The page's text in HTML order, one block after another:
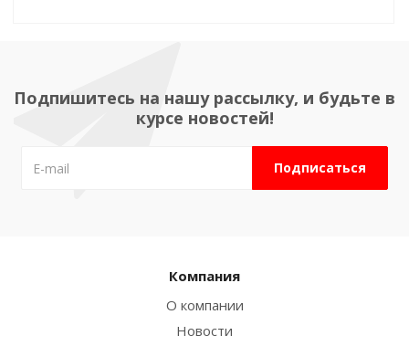
Подпишитесь на нашу рассылку, и будьте в
курсе новостей!
Компания
О компании
Новости